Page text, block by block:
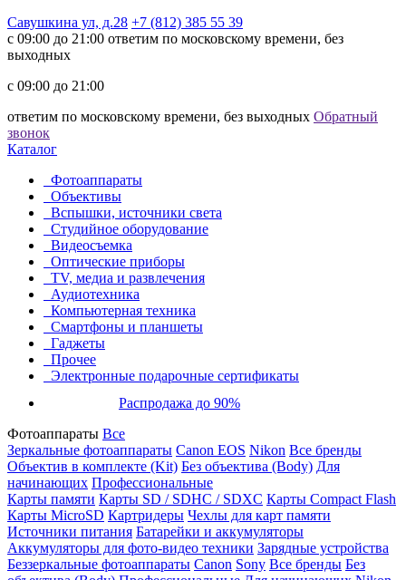
Савушкина ул, д.28 +7 (812) 385 55 39
c 09:00 до 21:00 ответим по московскому времени, без
выходных
c 09:00 до 21:00
ответим по московскому времени, без выходных Обратный
звонок
Каталог
Фотоаппараты
Объективы
Вспышки, источники света
Студийное оборудование
Видеосъемка
Оптические приборы
TV, медиа и развлечения
Аудиотехника
Компьютерная техника
Смартфоны и планшеты
Гаджеты
Прочее
Электронные подарочные сертификаты
Распродажа до 90%
Фотоаппараты Все
Зеркальные фотоаппараты Canon EOS Nikon Все бренды
Объектив в комплекте (Kit) Без объектива (Body) Для
начинающих Профессиональные
Карты памяти Карты SD / SDHC / SDXC Карты Compact Flash
Карты MicroSD Картридеры Чехлы для карт памяти
Источники питания Батарейки и аккумуляторы
Аккумуляторы для фото-видео техники Зарядные устройства
Беззеркальные фотоаппараты Canon Sony Все бренды Без